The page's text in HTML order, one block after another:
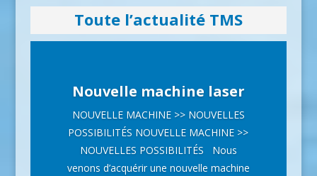
Toute l’actualité TMS
Nouvelle machine laser
NOUVELLE MACHINE >> NOUVELLES
POSSIBILITÉS NOUVELLE MACHINE >>
NOUVELLES POSSIBILITÉS Nous
venons d’acquérir une nouvelle machine